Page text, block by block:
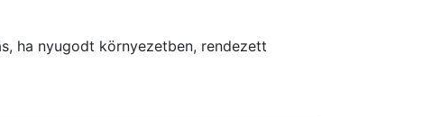
ha nyugodt környezetben, rendezett